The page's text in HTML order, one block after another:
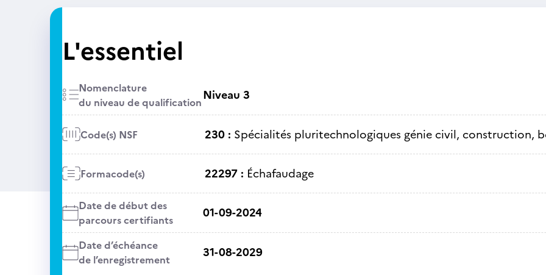
L'essentiel
Nomenclature
du niveau de qualificationNiveau 3
Code(s) NSF 230 : Spécialités pluritechnologiques génie civil, construction,
Formacode(s) 22297 : Échafaudage
Date de début des
parcours certifiants
01-09-2024
Date d’échéance
de l’enregistrement
31-08-2029